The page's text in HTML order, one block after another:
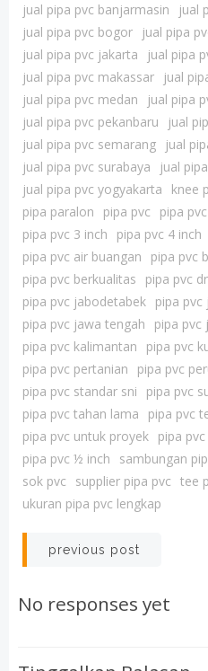
jual pipa pvc banjarmasin
jual
jual pipa pvc bogor
jual pipa
jual pipa pvc jakarta
jual pipa
jual pipa pvc makassar
jual
jual pipa pvc medan
jual pipa
jual pipa pvc pekanbaru
jual
jual pipa pvc semarang
jual
jual pipa pvc surabaya
jual
jual pipa pvc yogyakarta
knee
pipa paralon
pipa pvc pipa
pipa pvc 3 inch
pipa pvc 4 inch
pipa pvc air buangan
pipa pvc
pipa pvc berkualitas
pipa pvc
pipa pvc jabodetabek pipa pvc
pipa pvc jawa tengah
pipa pvc
pipa pvc kalimantan
pipa pvc
pipa pvc pertanian
pipa pvc
pipa pvc standar sni
pipa pvc
pipa pvc tahan lama
pipa pvc
pipa pvc untuk proyek pipa
pipa pvc ½ inch
sambungan
sok pvc
supplier pipa pvc tee
ukuran pipa pvc lengkap
Post
navigation
previous post
No responses yet